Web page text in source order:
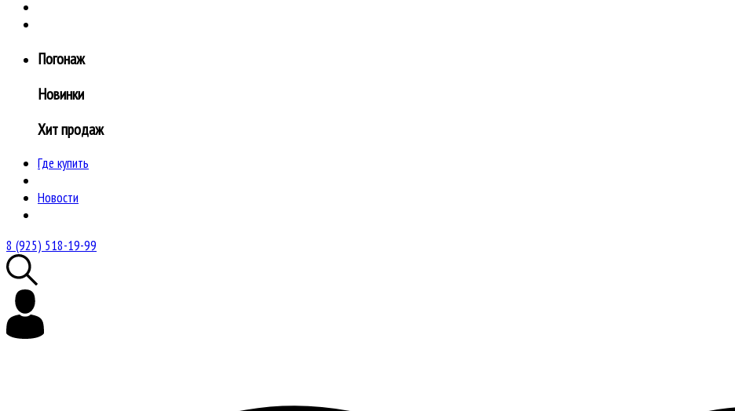
Погонаж
Новинки
Хит продаж
Где купить
Новости
8 (925) 518-19-99